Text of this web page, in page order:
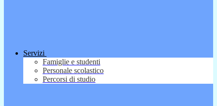
Servizi
Famiglie e studenti
Personale scolastico
Percorsi di studio